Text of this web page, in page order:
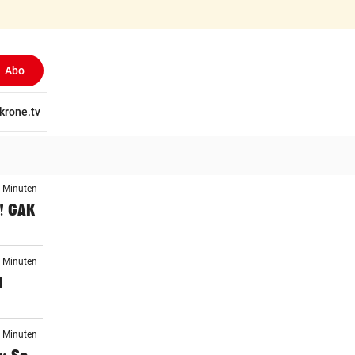
Abo
krone.tv
Minuten
GAK
Minuten
Minuten